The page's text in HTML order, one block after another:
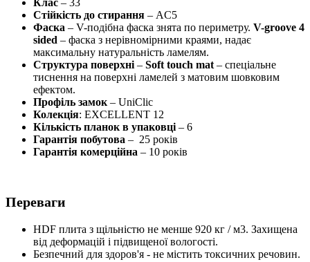
Стійкість до стирання – AC5
Фаска – V-подібна фаска знята по периметру. V-groove 4
sided – фаска з нерівномірними краями, надає
максимальну натуральність ламелям.
Структура поверхні – Soft touch mat – спеціальне
тиснення на поверхні ламелей з матовим шовковим
ефектом.
Профіль замок – UniClic
Колекція: EXCELLENT 12
Кількість планок в упаковці – 6
Гарантія побутова – 25 років
Гарантія комерційна – 10 років
Переваги
HDF плита з щільністю не менше 920 кг / м3. Захищена
від деформацій і підвищеної вологості.
Безпечний для здоров'я - не містить токсичних речовин.